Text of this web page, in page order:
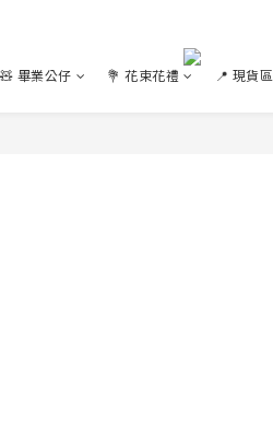
🧸 畢業公仔 💐 花束花禮 📍 現貨區